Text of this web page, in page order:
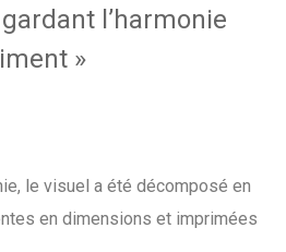
l’harmonie
»
le visuel a été décomposé en
en dimensions et imprimées